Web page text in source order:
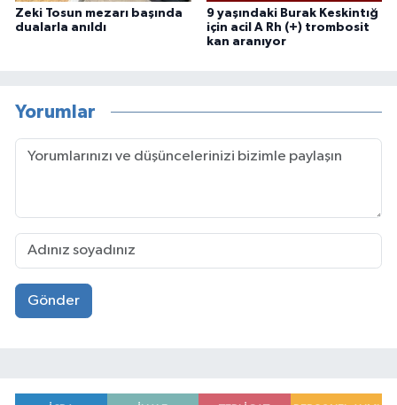
Zeki Tosun mezarı başında
dualarla anıldı
9 yaşındaki Burak Keskintığ
için acil A Rh (+) trombosit
kan aranıyor
Yorumlar
Gönder